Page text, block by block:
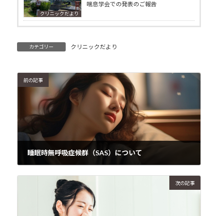
クリニックだより
喘息学会での発表のご報告
カテゴリー クリニックだより
前の記事
睡眠時無呼吸症候群（SAS）について
次の記事